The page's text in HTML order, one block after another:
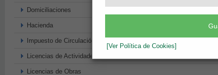
[Ver Política de Cookies]
Domiciliaciones
Hacienda
Impuesto de Circulación de Vehículos
Licencias de Actividades
Licencias de Obras